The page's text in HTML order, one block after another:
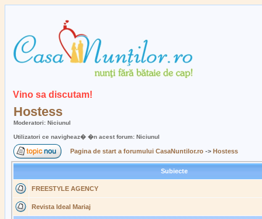
Vino sa discutam!
Hostess
Moderatori: Niciunul
Utilizatori ce navigheaz� �n acest forum: Niciunul
Pagina de start a forumului CasaNuntilor.ro -> Hostess
Subiecte
FREESTYLE AGENCY
Revista Ideal Mariaj